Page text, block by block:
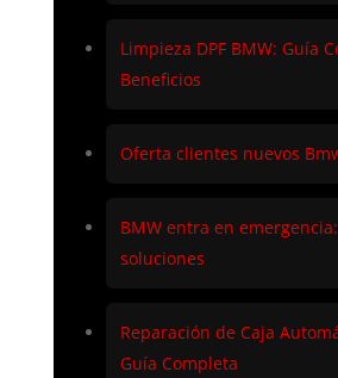
Limpieza DPF BMW: Guía
Beneficios
Oferta clientes nuevos
BMW entra en
soluciones
Reparación de Caja
Guía Completa